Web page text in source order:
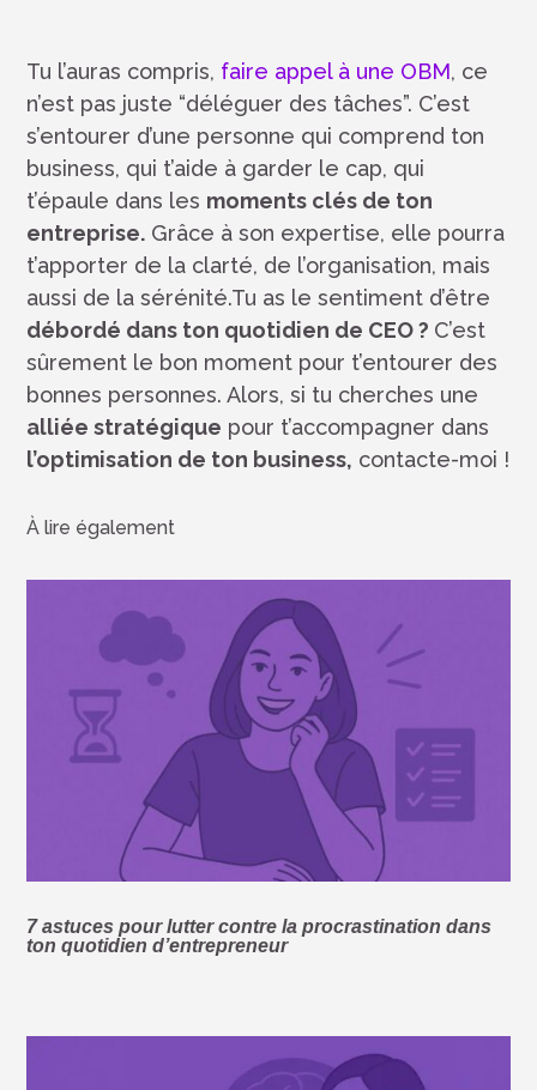
Tu l’auras compris, faire appel à une OBM, ce
n’est pas juste “déléguer des tâches”. C’est
s’entourer d’une personne qui comprend ton
business, qui t’aide à garder le cap, qui
t’épaule dans les moments clés de ton
entreprise. Grâce à son expertise, elle pourra
t’apporter de la clarté, de l’organisation, mais
aussi de la sérénité.Tu as le sentiment d’être
débordé dans ton quotidien de CEO ? C’est
sûrement le bon moment pour t’entourer des
bonnes personnes. Alors, si tu cherches une
alliée stratégique pour t’accompagner dans
l’optimisation de ton business, contacte-moi !
À lire également
7 astuces pour lutter contre la procrastination dans
ton quotidien d’entrepreneur